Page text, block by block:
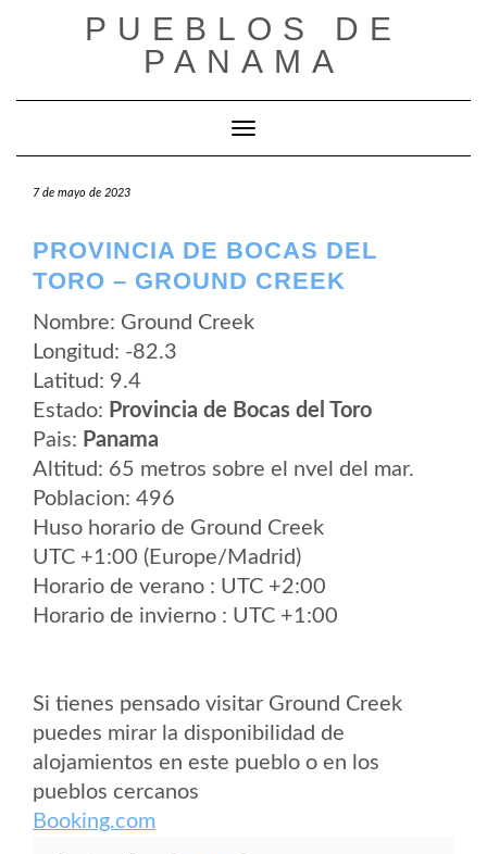
PUEBLOS DE
PANAMA
Cambiar modo de navegación
7 de mayo de 2023
PROVINCIA DE BOCAS DEL
TORO – GROUND CREEK
Nombre: Ground Creek
Longitud: -82.3
Latitud: 9.4
Estado: Provincia de Bocas del Toro
Pais: Panama
Altitud: 65 metros sobre el nvel del mar.
Poblacion: 496
Huso horario de Ground Creek
UTC +1:00 (Europe/Madrid)
Horario de verano : UTC +2:00
Horario de invierno : UTC +1:00
Si tienes pensado visitar Ground Creek
puedes mirar la disponibilidad de
alojamientos en este pueblo o en los
pueblos cercanos
Booking.com